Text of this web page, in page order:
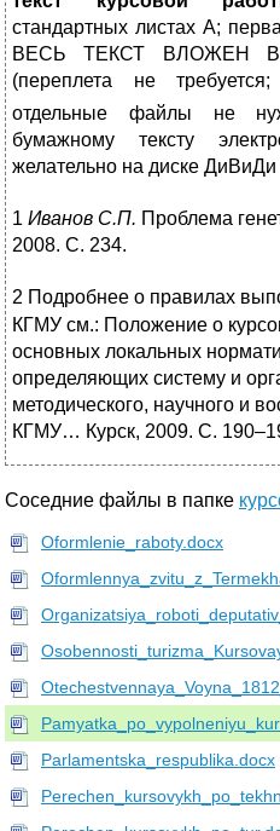
стандартных листах А;
ВЕСЬ ТЕКСТ ВЛОЖЕН
(переплета не
отдельные файлы не
бумажному тексту
желательно на диске
1 Иванов С.П. Проблема
2008. С. 234.
2 Подробнее о правилах
КГМУ см.: Положение о
основных локальных
определяющих систему и
методического, научного и
КГМУ… Курск, 2009. С.
Соседние файлы в папке
Oformlenie_raboty.docx
Parlamentska_respublika.docx